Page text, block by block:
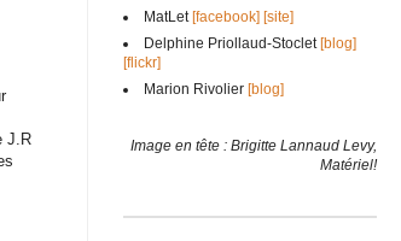
J.R
MatLet[facebook] [site]
Delphine Priollaud-Stoclet[blog]
[flickr]
Marion Rivolier [blog]
Image en tête : Brigitte Lannaud Levy,
Matériel!